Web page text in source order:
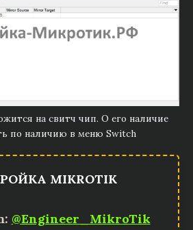
на свитч чип. О его наличие
по наличию в меню Switch
MIKROTIK
@Engineer_MikroTik